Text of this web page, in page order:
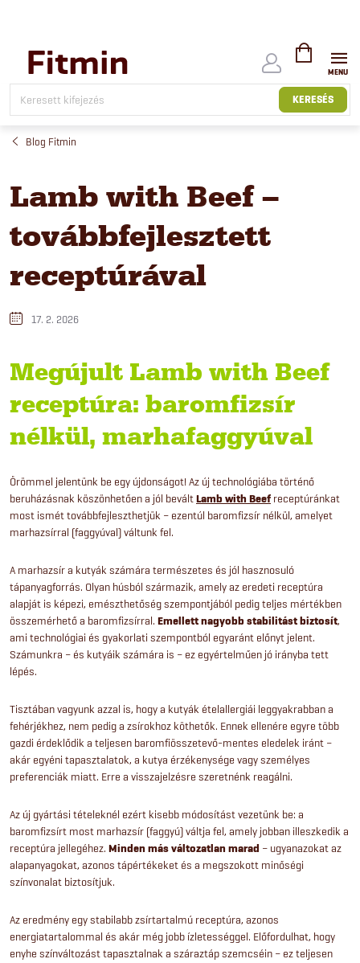
tartalomhoz
KERESÉS
KOSÁR
Blog Fitmin
Lamb with Beef –
továbbfejlesztett
receptúrával
17. 2. 2026
Megújult Lamb with Beef
receptúra: baromfizsír
nélkül, marhafaggyúval
Örömmel jelentünk be egy újdonságot! Az új technológiába történő
beruházásnak köszönhetően a jól bevált Lamb with Beef receptúránkat
most ismét továbbfejleszthetjük – ezentúl baromfizsír nélkül, amelyet
marhazsírral (faggyúval) váltunk fel.
A marhazsír a kutyák számára természetes és jól hasznosuló
tápanyagforrás. Olyan húsból származik, amely az eredeti receptúra
alapját is képezi, emészthetőség szempontjából pedig teljes mértékben
összemérhető a baromfizsírral. Emellett nagyobb stabilitást biztosít,
ami technológiai és gyakorlati szempontból egyaránt előnyt jelent.
Számunkra – és kutyáik számára is – ez egyértelműen jó irányba tett
lépés.
Tisztában vagyunk azzal is, hogy a kutyák ételallergiái leggyakrabban a
fehérjékhez, nem pedig a zsírokhoz köthetők. Ennek ellenére egyre több
gazdi érdeklődik a teljesen baromfiösszetevő-mentes eledelek iránt –
akár egyéni tapasztalatok, a kutya érzékenysége vagy személyes
preferenciák miatt. Erre a visszajelzésre szeretnénk reagálni.
Az új gyártási tételeknél ezért kisebb módosítást vezetünk be: a
baromfizsírt most marhazsír (faggyú) váltja fel, amely jobban illeszkedik a
receptúra jellegéhez. Minden más változatlan marad – ugyanazokat az
alapanyagokat, azonos tápértékeket és a megszokott minőségi
színvonalat biztosítjuk.
Az eredmény egy stabilabb zsírtartalmú receptúra, azonos
energiatartalommal és akár még jobb ízletességgel. Előfordulhat, hogy
enyhe színváltozást tapasztalnak a száraztáp szemcséin – ez teljesen